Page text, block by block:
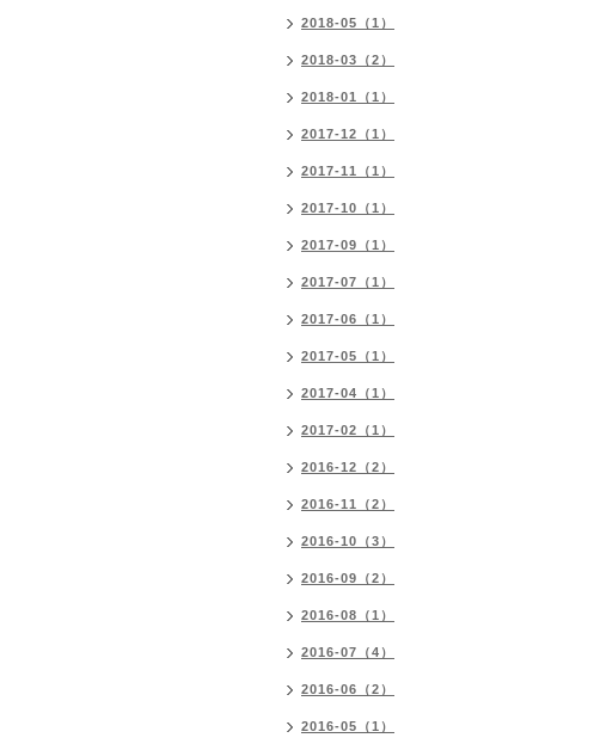
2018-05（1）
2018-03（2）
2018-01（1）
2017-12（1）
2017-11（1）
2017-10（1）
2017-09（1）
2017-07（1）
2017-06（1）
2017-05（1）
2017-04（1）
2017-02（1）
2016-12（2）
2016-11（2）
2016-10（3）
2016-09（2）
2016-08（1）
2016-07（4）
2016-06（2）
2016-05（1）